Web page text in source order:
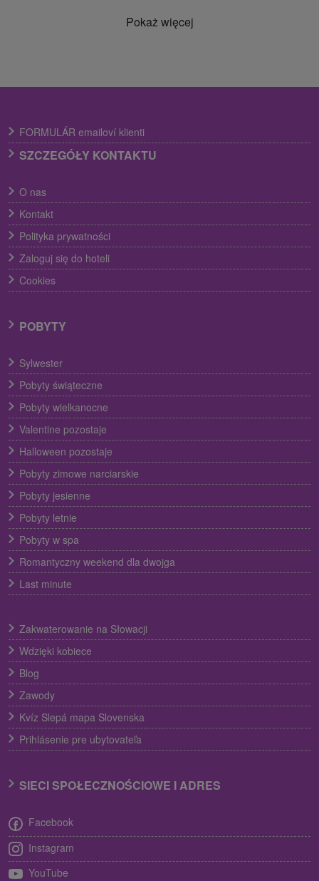
Pokaż więcej
FORMULÁR emailoví klienti
SZCZEGÓŁY KONTAKTU
O nas
Kontakt
Polityka prywatności
Zaloguj się do hoteli
Cookies
POBYTY
Sylwester
Pobyty świąteczne
Pobyty wielkanocne
Valentine pozostaje
Halloween pozostaje
Pobyty zimowe narciarskie
Pobyty jesienne
Pobyty letnie
Pobyty w spa
Romantyczny weekend dla dwojga
Last minute
Zakwaterowanie na Słowacji
Wdzięki kobiece
Blog
Zawody
Kvíz Slepá mapa Slovenska
Prihlásenie pre ubytovateľa
SIECI SPOŁECZNOŚCIOWE I ADRES
Facebook
Instagram
YouTube